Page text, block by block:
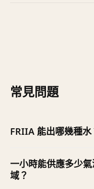
常見問題
FRIIA 能出哪幾種水
出冰水／熱水／氣泡水
（那是 MIX 熱水機系列
一小時能供應多少
域？